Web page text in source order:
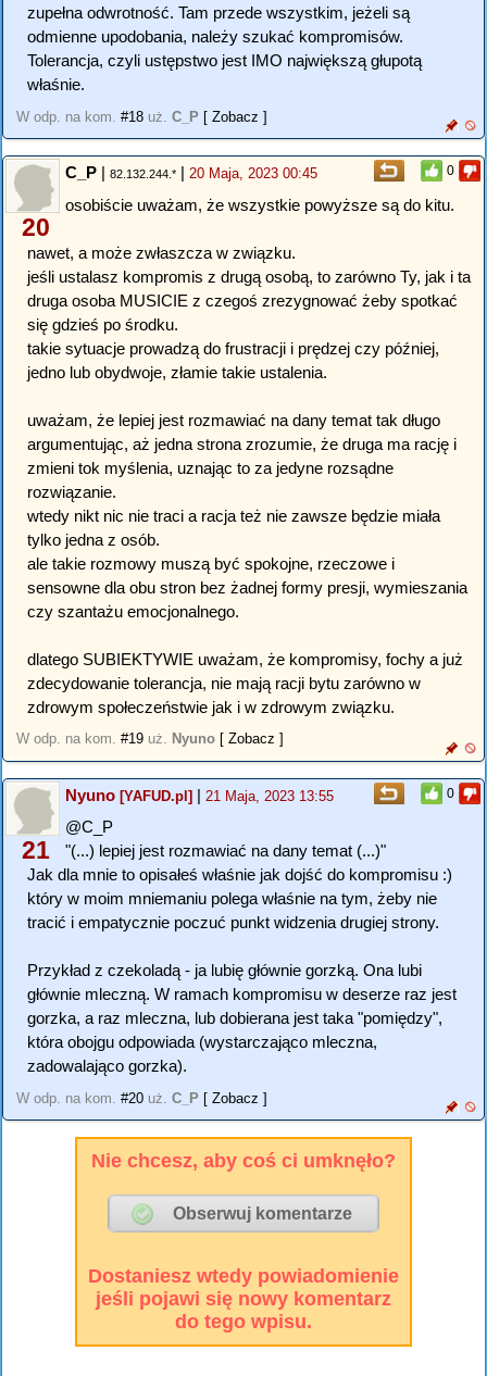
zupełna odwrotność. Tam przede wszystkim, jeżeli są
odmienne upodobania, należy szukać kompromisów.
Tolerancja, czyli ustępstwo jest IMO największą głupotą
właśnie.
W odp. na kom. #18 uż. C_P [ Zobacz ]
0
20
C_P | 82.132.244.* | 20 Maja, 2023 00:45
osobiście uważam, że wszystkie powyższe są do kitu.
nawet, a może zwłaszcza w związku.
jeśli ustalasz kompromis z drugą osobą, to zarówno Ty, jak i ta
druga osoba MUSICIE z czegoś zrezygnować żeby spotkać
się gdzieś po środku.
takie sytuacje prowadzą do frustracji i prędzej czy później,
jedno lub obydwoje, złamie takie ustalenia.
uważam, że lepiej jest rozmawiać na dany temat tak długo
argumentując, aż jedna strona zrozumie, że druga ma rację i
zmieni tok myślenia, uznając to za jedyne rozsądne
rozwiązanie.
wtedy nikt nic nie traci a racja też nie zawsze będzie miała
tylko jedna z osób.
ale takie rozmowy muszą być spokojne, rzeczowe i
sensowne dla obu stron bez żadnej formy presji, wymieszania
czy szantażu emocjonalnego.
dlatego SUBIEKTYWIE uważam, że kompromisy, fochy a już
zdecydowanie tolerancja, nie mają racji bytu zarówno w
zdrowym społeczeństwie jak i w zdrowym związku.
W odp. na kom. #19 uż. Nyuno [ Zobacz ]
0
21
Nyuno [YAFUD.pl] | 21 Maja, 2023 13:55
@C_P
"(...) lepiej jest rozmawiać na dany temat (...)"
Jak dla mnie to opisałeś właśnie jak dojść do kompromisu :)
który w moim mniemaniu polega właśnie na tym, żeby nie
tracić i empatycznie poczuć punkt widzenia drugiej strony.
Przykład z czekoladą - ja lubię głównie gorzką. Ona lubi
głównie mleczną. W ramach kompromisu w deserze raz jest
gorzka, a raz mleczna, lub dobierana jest taka "pomiędzy",
która obojgu odpowiada (wystarczająco mleczna,
zadowalająco gorzka).
W odp. na kom. #20 uż. C_P [ Zobacz ]
Nie chcesz, aby coś ci umknęło?
Dostaniesz wtedy powiadomienie
jeśli pojawi się nowy komentarz
do tego wpisu.